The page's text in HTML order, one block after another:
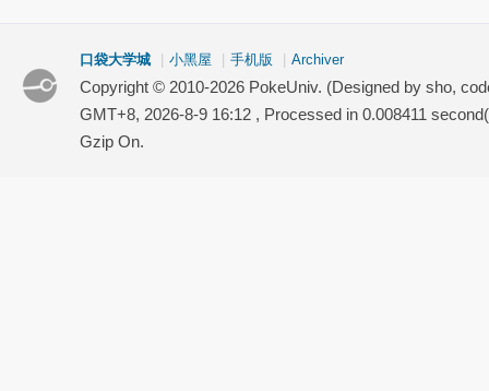
口袋大学城 小黑屋 手机版 Archiver
Copyright © 2010-2026 PokeUniv. (Designed by sho,
GMT+8, 2026-8-9 16:12 , Processed in 0.008411
Gzip On.